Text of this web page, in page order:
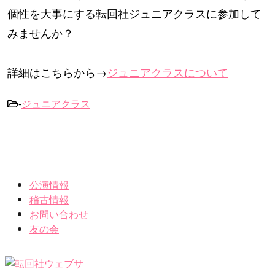
個性を大事にする転回社ジュニアクラスに参加して
みませんか？
詳細はこちらから→ジュニアクラスについて
-ジュニアクラス
公演情報
稽古情報
お問い合わせ
友の会